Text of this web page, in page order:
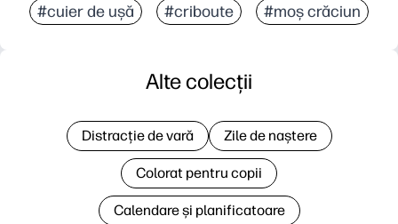
#cuier de ușă #criboute #moș crăciun
Alte colecții
Distracție de vară Zile de naștere
Colorat pentru copii
Calendare și planificatoare